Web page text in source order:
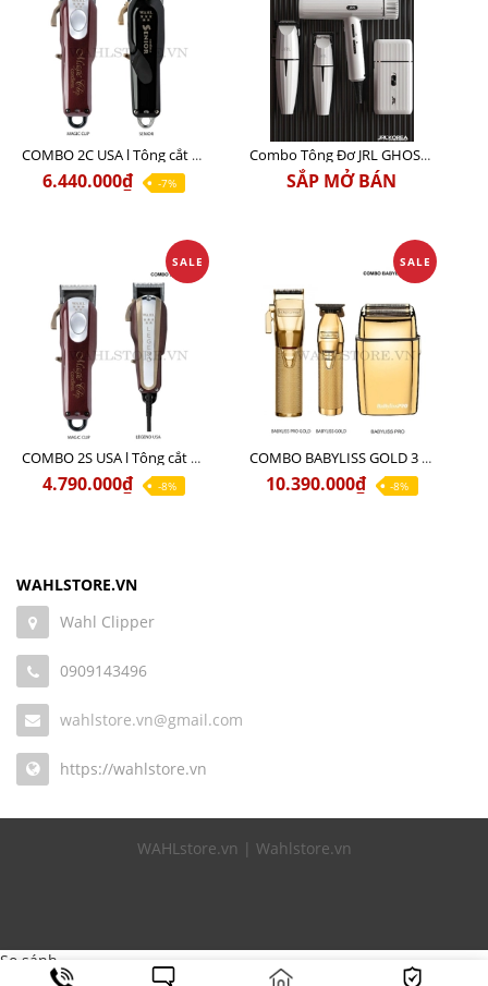
COMBO 2C USA l Tông cắt Senior + Tông cắt Magic clip
6.440.000₫ -7%
Combo Tông Đơ JRL GHOST 3 Limited Edition Chính Hãng USA
SẮP MỞ BÁN
SALE
COMBO 2S USA l Tông cắt LEGEND USA CÓ DÂY 220V + Tông pin MAGIC CLIP
4.790.000₫ -8%
SALE
COMBO BABYLISS GOLD 3 cao cấp chính hãng
10.390.000₫ -8%
WAHLSTORE.VN
Wahl Clipper
0909143496
wahlstore.vn@gmail.com
https://wahlstore.vn
WAHLstore.vn | Wahlstore.vn
So sánh